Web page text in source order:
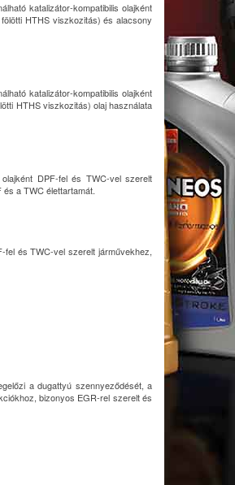
katalizátor-kompatibilis olajként
HTHS viszkozitás) és alacsony
katalizátor-kompatibilis olajként
HTHS viszkozitás) olaj használata
DPF-fel és TWC-vel szerelt
a TWC élettartamát.
fel és TWC-vel szerelt járművekhez,
a dugattyú szennyeződését, a
bizonyos EGR-rel szerelt és